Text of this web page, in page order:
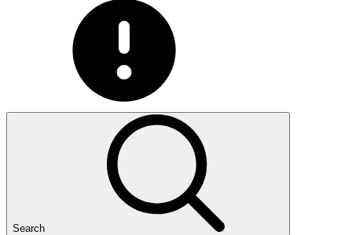
Search